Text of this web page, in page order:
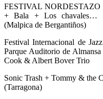
FESTIVAL NORDESTAZO
+ Bala + Los chavales…
(Malpica de Bergantiños)
Festival Internacional de
Parque Auditorio de
Cook & Albert Bover Trio
Sonic Trash + Tommy & the
(Tarragona)